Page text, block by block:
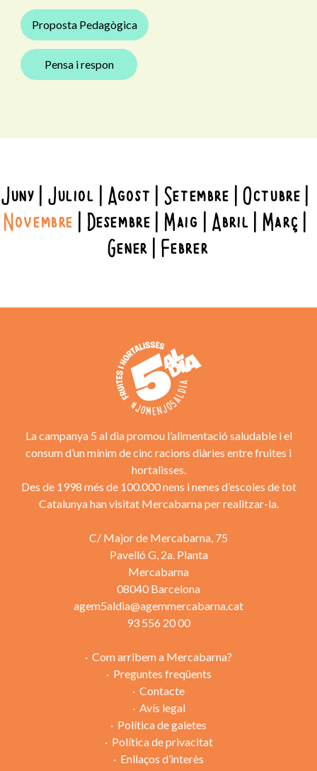
Proposta Pedagògica
Pensa i respon
Juny Juliol Agost Setembre Octubre
Novembre Desembre Maig Abril Març
Gener Febrer
La campanya 5 al dia promou l’alimentació saludable i el
consum d’un mínim de cinc racions diàries entre fruites i
hortalisses.
Des de 1998 més de 100.000 nens i nenes d’escoles de tot
Catalunya han visitat Mercabarna per realitzar-la.
C/ Major de Mercabarna, 75
Pavelló G, 2a. Planta
Mercabarna
08040 Barcelona
agem5aldia@agemmercabarna.cat
93 556 20 00
Com arribem a Mercabarna?
Preguntes freqüents
Contacte
Avís legal
Política de galetes
Política de privacitat
Enllaços d’interès